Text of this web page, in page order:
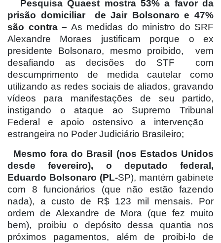
Pesquisa Quaest mostra 53% a favor da
prisão domiciliar
de Jair Bolsonaro e 47%
são contra – As medidas do ministro do SRF
Alexandre Moraes justificam porque o ex
presidente Bolsonaro, mesmo proibido,
vem
desafiando as decisões do STF
com
descumprimento de medida cautelar como
utilizando as redes sociais de aliados, gravando
vídeos para manifestações de seu partido,
instigando o ataque ao Supremo Tribunal
Federal e apoio ostensivo a intervenção
estrangeira no Poder Judiciário Brasileiro;
Mesmo fora do Brasil (nos Estados Unidos
desde fevereiro), o deputado federal,
Eduardo Bolsonaro (PL-SP), mantém gabinete
com 8 funcionários (que não estão fazendo
nada), a custo de R$ 123 mil mensais. Por
ordem de Alexandre de Mora (que fez muito
bem), proibiu o depósito dessa quantia nos
próximos pagamentos, além de proibi-lo de